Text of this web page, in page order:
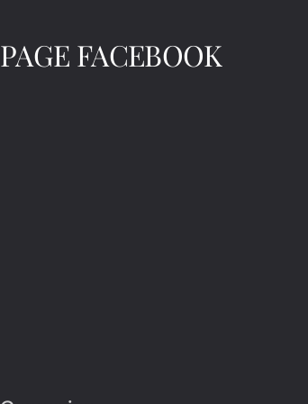
PAGE FACEBOOK